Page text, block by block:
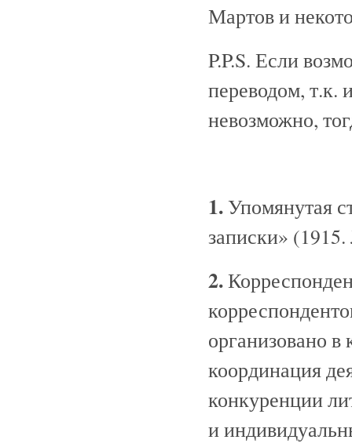
Мартов и
P.P.S. Если
переводом, т.к.
невозможно,
1. Упомянутая
записки»
2.
организовано в
координация
конкуренции
и